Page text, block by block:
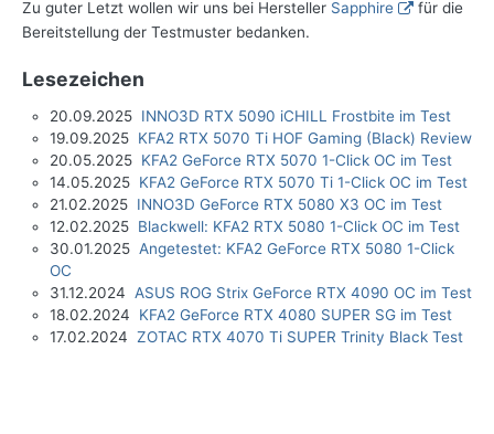
Zu guter Letzt wollen wir uns bei Hersteller Sapphire
für die
Bereitstellung der Testmuster bedanken.
Lesezeichen
20.09.2025 INNO3D RTX 5090 iCHILL Frostbite im Test
19.09.2025 KFA2 RTX 5070 Ti HOF Gaming (Black) Review
20.05.2025 KFA2 GeForce RTX 5070 1-Click OC im Test
14.05.2025 KFA2 GeForce RTX 5070 Ti 1-Click OC im Test
21.02.2025 INNO3D GeForce RTX 5080 X3 OC im Test
12.02.2025 Blackwell: KFA2 RTX 5080 1-Click OC im Test
30.01.2025 Angetestet: KFA2 GeForce RTX 5080 1-Click
OC
31.12.2024 ASUS ROG Strix GeForce RTX 4090 OC im Test
18.02.2024 KFA2 GeForce RTX 4080 SUPER SG im Test
17.02.2024 ZOTAC RTX 4070 Ti SUPER Trinity Black Test